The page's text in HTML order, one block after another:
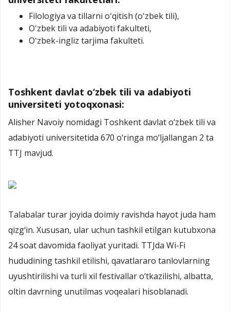
Filologiya va tillarni oʻqitish (oʻzbek tili),
Oʻzbek tili va adabiyoti fakulteti,
Oʻzbek-ingliz tarjima fakulteti.
Toshkent davlat o‘zbek tili va adabiyoti
universiteti yotoqxonasi:
Alisher Navoiy nomidagi Toshkent davlat o‘zbek tili va
adabiyoti universitetida 670 o‘ringa mo‘ljallangan 2 ta
TTJ mavjud.
Talabalar turar joyida doimiy ravishda hayot juda ham
qizg‘in. Xususan, ular uchun tashkil etilgan kutubxona
24 soat davomida faoliyat yuritadi. TTJda Wi-Fi
hududining tashkil etilishi, qavatlararo tanlovlarning
uyushtirilishi va turli xil festivallar o‘tkazilishi, albatta,
oltin davrning unutilmas voqealari hisoblanadi.